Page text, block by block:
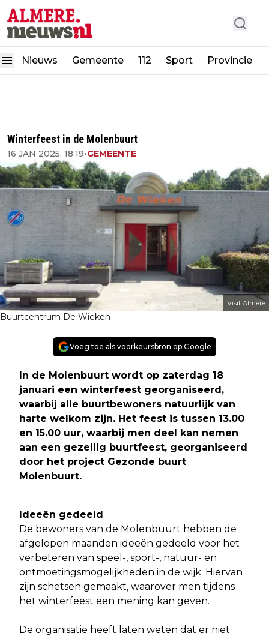
Nieuws Gemeente 112 Sport Provincie
Winterfeest in de Molenbuurt
16 JAN 2025, 18:19•GEMEENTE
Visit Almere
Buurtcentrum De Wieken
Voeg toe als voorkeursbron op Google
In de Molenbuurt wordt op zaterdag 18
januari een winterfeest georganiseerd,
waarbij alle buurtbewoners natuurlijk van
harte welkom zijn. Het feest is tussen 13.00
en 15.00 uur, waarbij men deel kan nemen
aan een gezellig buurtfeest, georganiseerd
door het project Gezonde buurt
Molenbuurt.
Ideeën gedeeld
De bewoners van de Molenbuurt hebben de
afgelopen maanden ideeën gedeeld voor het
verbeteren van speel-, sport-, natuur- en
ontmoetingsmogelijkheden in de wijk. Hiervan
zijn schetsen gemaakt, waarover men tijdens
het winterfeest een mening kan geven.
De organisatie heeft laten weten dat er niet